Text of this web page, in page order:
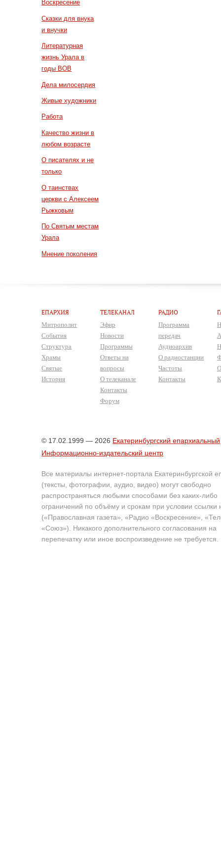
Воскресение
Сказки для внука
и внучки
Литературная
жизнь Урала в
годы ВОВ
Дела милосердия
Живые художники
Работа
Качество жизни в
любом возрасте
О писателях и не
только
О таинствах
церкви с Алексеем
Рыжковым
По Святым местам
Урала
Мнение поколения
ЕПАРХИЯ
Митрополит
События
Структура
Храмы
Святые
История
ТЕЛЕКАНАЛ
Эфир
Новости
Программы
Ответы на
вопросы
О телеканале
Контакты
Форум
РАДИО
Программа
передач
Аудиоархив
О радиостанции
Частоты
Контакты
© 17.02.1999 — 2026 Екатеринбургский епархиальный
Информационно-издательский центр
Все материалы интернет-портала Екатеринбургской
(тексты, фотографии, аудио, видео) могут свободно
распространяться любыми способами без каких-либо
ограничений по объёму и срокам при условии ссылки
(«Православная газета», «Радио «Воскресение»,
«Союз»). Никакого дополнительного согласования на
перепечатку или иное воспроизведение не требуется.